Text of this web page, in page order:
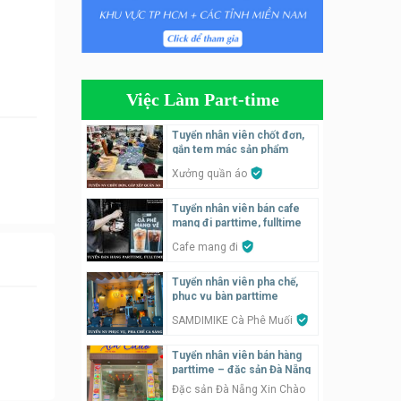
Tuyển nhân viên tiếp thực,
phục vụ bàn
– hỗ trợ ăn ở
Quán bánh đa cua
parttime
Tuyển nhân viên bán hàng
parttime
Húp Tea
Tuyển nhân viên pha chế
tiệm trà sữa
TRÀ SỮA THÁI LAN
Việc Làm Part-time
Tuyển nhân viên chốt đơn,
gắn tem mác sản phẩm
Xưởng quần áo
Tuyển nhân viên bán cafe
mang đi parttime, fulltime
Cafe mang đi
Tuyển nhân viên pha chế,
phục vụ bàn parttime
SAMDIMIKE Cà Phê Muối
Tuyển nhân viên bán hàng
parttime – đặc sản Đà Nẵng
Đặc sản Đà Nẵng Xin Chào